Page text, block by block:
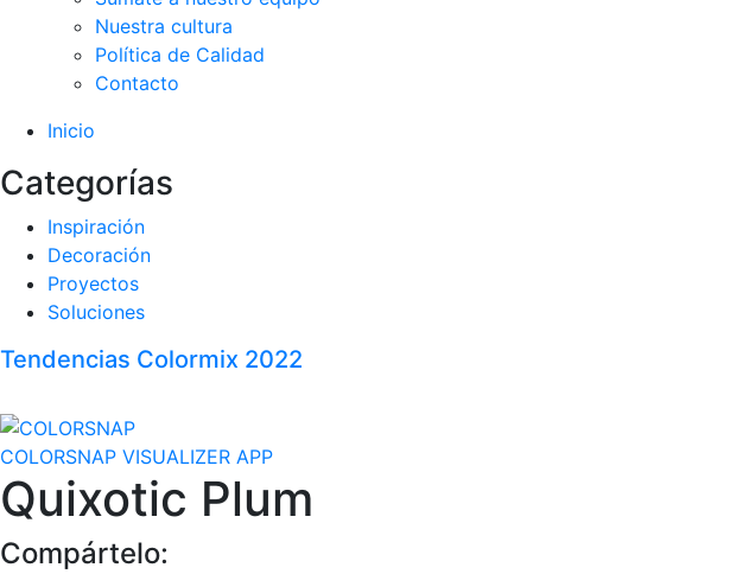
Nuestra cultura
Política de Calidad
Contacto
Inicio
Categorías
Inspiración
Decoración
Proyectos
Soluciones
Tendencias Colormix 2022
COLORSNAP VISUALIZER APP
Quixotic Plum
Compártelo: